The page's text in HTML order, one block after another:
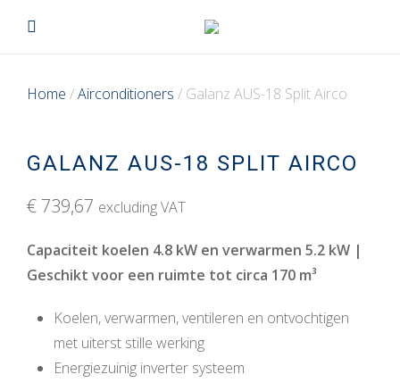
Home /Airconditioners / Galanz AUS-18 Split Airco
GALANZ AUS-18 SPLIT AIRCO
€739,67 excluding VAT
Capaciteit koelen 4.8 kW en verwarmen 5.2 kW |
Geschikt voor een ruimte tot circa 170 m³
Koelen, verwarmen, ventileren en ontvochtigen
met uiterst stille werking
Energiezuinig inverter systeem